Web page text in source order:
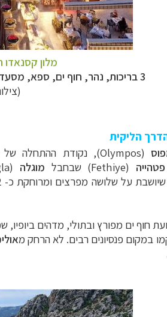
מלון קסנאדו
3 בריכות, נהר, חוף ים, ספא, מסעדות, ברים, שפע פעילויות לילדים ומבוגרים, והכל כמובן כלול
הליקית
(
Olympos), נקודת ההתחלה של
פטהייה (Fethiye)שבחבל מוגלה
שיושבת על שלושה מפרצים ומרוחקת כ- 12 ק"מ מהעיירה
חוף ים מפורץ ובתולי, מדהים
במקום פנסיונים רבים. לא הרחק מ